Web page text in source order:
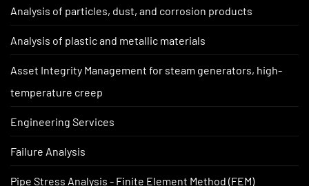
Analysis of particles, dust, and corrosion products
Analysis of plastic and metallic materials
Asset Integrity Management for steam generators, high-
temperature creep
Engineering Services
Failure Analysis
Pipe Stress Analysis - Finite Element Method (FEM)